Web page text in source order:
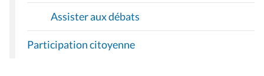
Assister aux débats
Participation citoyenne